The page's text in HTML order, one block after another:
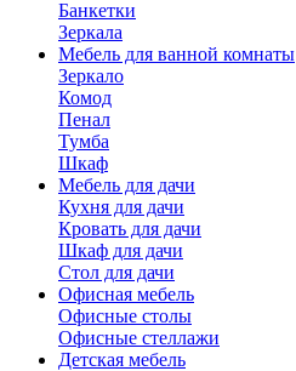
Банкетки
Зеркала
Мебель для ванной комнаты
Зеркало
Комод
Пенал
Тумба
Шкаф
Мебель для дачи
Кухня для дачи
Кровать для дачи
Шкаф для дачи
Стол для дачи
Офисная мебель
Офисные столы
Офисные стеллажи
Детская мебель